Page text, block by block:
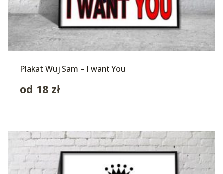
Plakat Wuj Sam – I want You
od 18 zł